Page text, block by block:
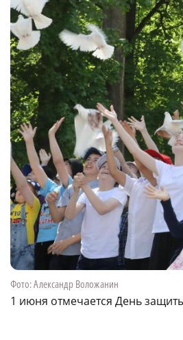
Фото: Александр Воложанин
1 июня отмечается День